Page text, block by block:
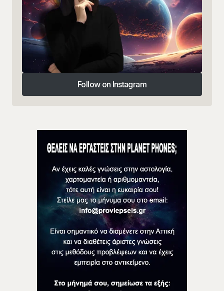
Follow on Instagram
Follow on Instagram